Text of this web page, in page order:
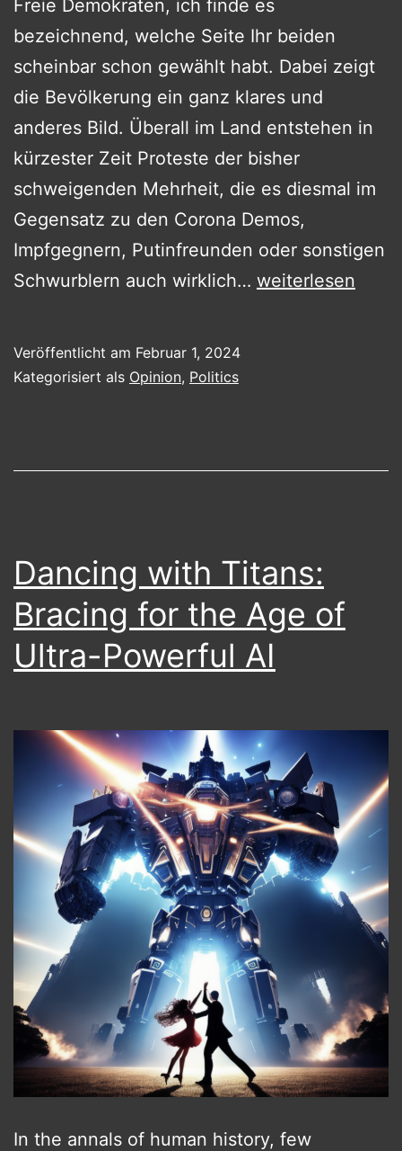
Freie Demokraten, ich finde es
bezeichnend, welche Seite Ihr beiden
scheinbar schon gewählt habt. Dabei zeigt
die Bevölkerung ein ganz klares und
anderes Bild. Überall im Land entstehen in
kürzester Zeit Proteste der bisher
schweigenden Mehrheit, die es diesmal im
Gegensatz zu den Corona Demos,
Impfgegnern, Putinfreunden oder sonstigen
Schwurblern auch wirklich… NEVER
weiterlesen
Veröffentlicht am Februar 1, 2024
Kategorisiert als Opinion, Politics
Dancing with Titans:
Bracing for the Age of
Ultra-Powerful AI
In the annals of human history, few